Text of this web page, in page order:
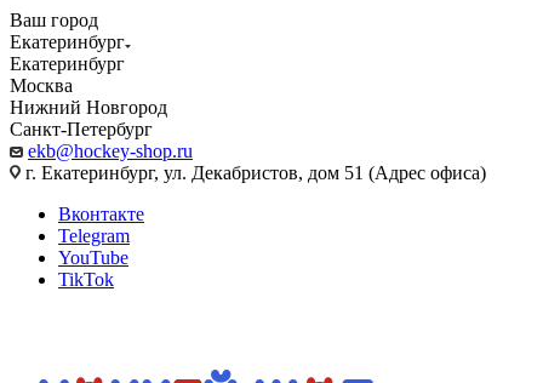
Ваш город
Екатеринбург
Екатеринбург
Москва
Нижний Новгород
Санкт-Петербург
ekb@hockey-shop.ru
г. Екатеринбург, ул. Декабристов, дом 51 (Адрес офиса)
Вконтакте
Telegram
YouTube
TikTok